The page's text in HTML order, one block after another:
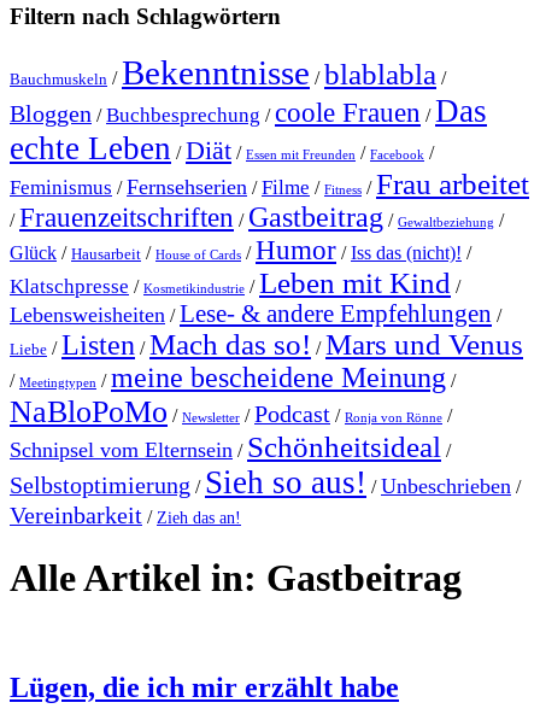
Filtern nach Schlagwörtern
Bauchmuskeln /Bekenntnisse /blablabla /
Bloggen /Buchbesprechung /coole Frauen /Das
echte Leben /Diät / Essen mit Freunden / Facebook /
Feminismus /Fernsehserien /Filme / Fitness /Frau arbeitet
/Frauenzeitschriften / Gastbeitrag / Gewaltbeziehung /
Glück / Hausarbeit / House of Cards /Humor /Iss das (nicht)! /
Klatschpresse / Kosmetikindustrie /Leben mit Kind /
Lebensweisheiten /Lese- & andere Empfehlungen /
Liebe /Listen /Mach das so! /Mars und Venus
/ Meetingtypen /meine bescheidene Meinung /
NaBloPoMo / Newsletter /Podcast / Ronja von Rönne /
Schnipsel vom Elternsein / Schönheitsideal /
Selbstoptimierung / Sieh so aus! /Unbeschrieben /
Vereinbarkeit / Zieh das an!
Alle Artikel in: Gastbeitrag
Lügen, die ich mir erzählt habe